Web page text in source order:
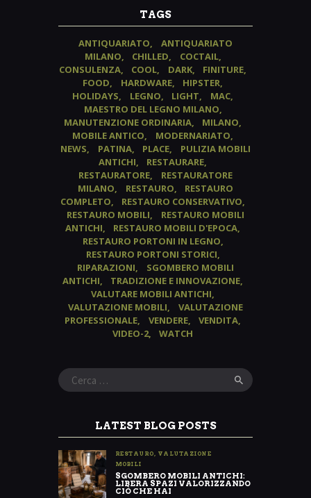
TAGS
ANTIQUARIATO
ANTIQUARIATO
MILANO
CHILLED
COCTAIL
CONSULENZA
COOL DARK
FINITURE
FOOD
HARDWARE
HIPSTER
HOLIDAYS
LEGNO LIGHT
MAC
MAESTRO DEL LEGNO MILANO
MANUTENZIONE ORDINARIA
MILANO
MOBILE ANTICO
MODERNARIATO
NEWS
PATINA PLACE
PULIZIA MOBILI
ANTICHI
RESTAURARE
RESTAURATORE
RESTAURATORE
MILANO
RESTAURO
RESTAURO
COMPLETO
RESTAURO CONSERVATIVO
RESTAURO MOBILI
RESTAURO MOBILI
ANTICHI
RESTAURO MOBILI D'EPOCA
RESTAURO PORTONI IN LEGNO
RESTAURO PORTONI STORICI
RIPARAZIONI
SGOMBERO MOBILI
ANTICHI
TRADIZIONE E INNOVAZIONE
VALUTARE MOBILI ANTICHI
VALUTAZIONE MOBILI
VALUTAZIONE
PROFESSIONALE
VENDERE
VENDITA
VIDEO-2
WATCH
Ricerca
per:
LATEST BLOG POSTS
RESTAURO, VALUTAZIONE
MOBILI
SGOMBERO MOBILI ANTICHI:
LIBERA SPAZI VALORIZZANDO
CIÒ CHE HAI